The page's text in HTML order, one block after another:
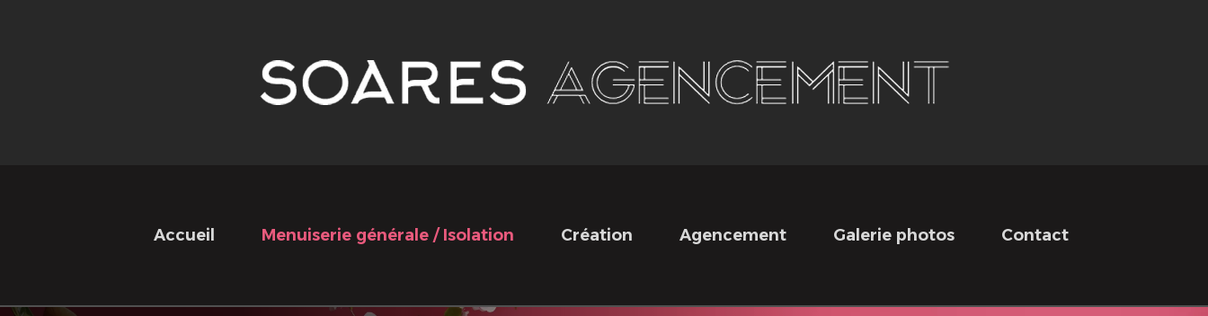
Accueil Menuiserie générale / Isolation Création Agencement Galerie photos Contact